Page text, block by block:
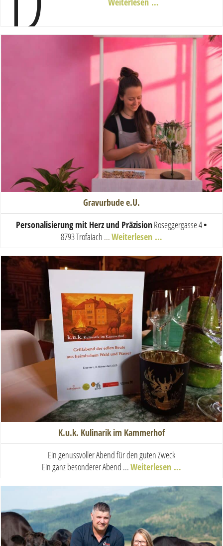
Gravurbude e.U.
Personalisierung mit Herz und PräzisionRoseggergasse 4•
8793 Trofaiach ...Weiterlesen …
K.u.k. Kulinarik im Kammerhof
Ein genussvoller Abend für den guten Zweck
Ein ganz besonderer Abend ...Weiterlesen …